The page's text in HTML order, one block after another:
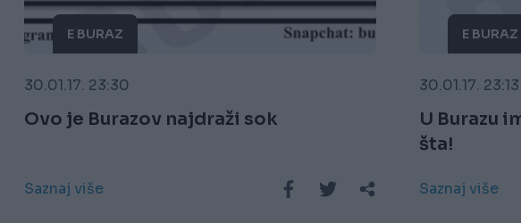
E BURAZ
30.01.17. 23:30
Ovo je Burazov najdraži sok
Saznaj više
E BURAZ
30.01.17. 23:13
U Burazu
šta!
Saznaj više